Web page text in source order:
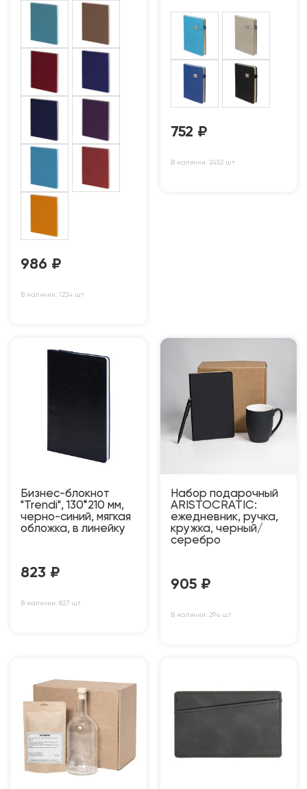
986 ₽
В наличии: 1234 шт
752 ₽
В наличии: 2452 шт
Бизнес-блокнот
"Trendi", 130*210 мм,
черно-синий, мягкая
обложка, в линейку
823 ₽
В наличии: 827 шт
Набор подарочный
ARISTOCRATIC:
ежедневник, ручка,
кружка, черный/
серебро
905 ₽
В наличии: 294 шт